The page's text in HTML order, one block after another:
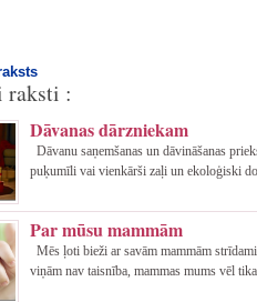
raksti :
Dāvanas dārzniekam
Dāvanu saņemšanas un dāvināšanas
puķumīli vai vienkārši zaļi un ekoloģiski
Par mūsu mammām
Mēs ļoti bieži ar savām mammām
viņām nav taisnība, mammas mums vēl